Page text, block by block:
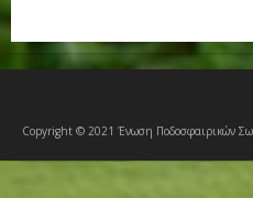
Copyright © 2021 Ένωση Ποδοσφαιρικών